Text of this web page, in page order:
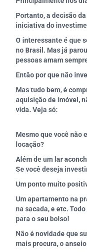
Portanto, a decisão
iniciativa do
O interessante é que
no Brasil. Mas já
pessoas amam
Então por que não
Mas tudo bem, é
aquisição de imóvel,
vida. Veja só:
Mesmo que você não
locação?
Além de um lar
Se você deseja
Um ponto muito
Um apartamento na
na sacada, e etc.
para o seu bolso!
Não é novidade que
mais procura, o